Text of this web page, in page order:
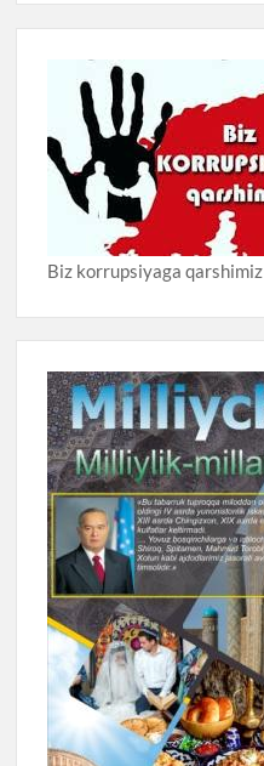
Biz korrupsiyaga qarshimiz